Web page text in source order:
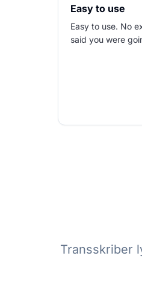
Easy to use
Easy to use. No
said you were
Transskriber